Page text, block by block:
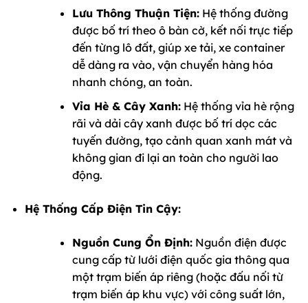
Lưu Thông Thuận Tiện:Hệ thống đường
được bố trí theo ô bàn cờ, kết nối trực tiếp
đến từng lô đất, giúp xe tải, xe container
dễ dàng ra vào, vận chuyển hàng hóa
nhanh chóng, an toàn.
Vỉa Hè & Cây Xanh:Hệ thống vỉa hè rộng
rãi và dải cây xanh được bố trí dọc các
tuyến đường, tạo cảnh quan xanh mát và
không gian đi lại an toàn cho người lao
động.
Hệ Thống Cấp Điện Tin Cậy:
Nguồn Cung Ổn Định:Nguồn điện được
cung cấp từ lưới điện quốc gia thông qua
một trạm biến áp riêng (hoặc đấu nối từ
trạm biến áp khu vực) với công suất lớn,